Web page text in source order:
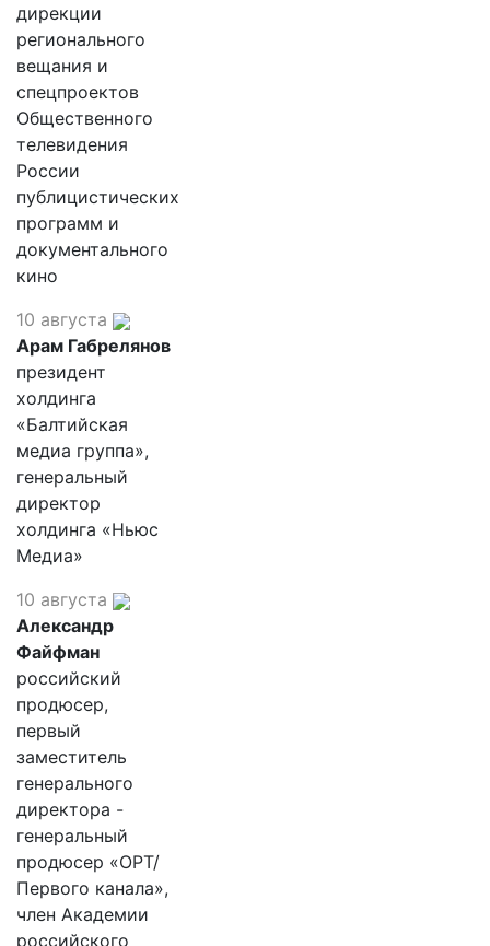
дирекции
регионального
вещания и
спецпроектов
Общественного
телевидения
России
публицистических
программ и
документального
кино
10 августа
Арам Габрелянов
президент
холдинга
«Балтийская
медиа группа»,
генеральный
директор
холдинга «Ньюс
Медиа»
10 августа
Александр
Файфман
российский
продюсер,
первый
заместитель
генерального
директора -
генеральный
продюсер «ОРТ/
Первого канала»,
член Академии
российского